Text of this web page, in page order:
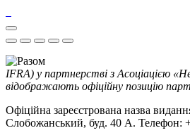
IFRA) у партнерстві з Асоціацією
відображають офіційну позицію
Офіційна зареєстрована назва
Слобожанський, буд. 40 А. Телефон: